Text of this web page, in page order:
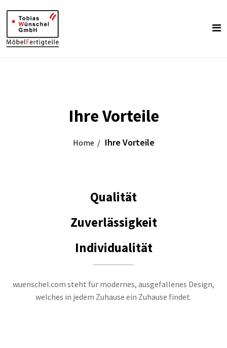
Ihre Vorteile
Home Ihre Vorteile
Qualität
Zuverlässigkeit
Individualität
wuenschel.com steht für modernes, ausgefallenes Design,
welches in jedem Zuhause ein Zuhause findet.